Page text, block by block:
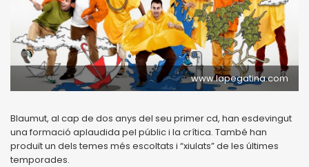
www.lapegatina.com
Blaumut, al cap de dos anys del seu primer cd, han esdevingut
una formació aplaudida pel públic i la crítica. També han
produït un dels temes més escoltats i “xiulats” de les últimes
temporades.